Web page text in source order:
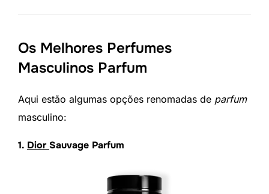
Os Melhores Perfumes
Masculinos Parfum
Aqui estão algumas opções renomadas de parfum
masculino:
1. DiorSauvage Parfum